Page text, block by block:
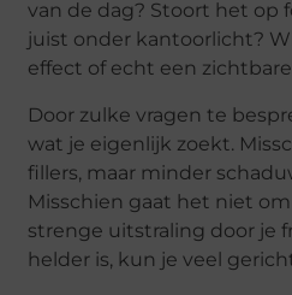
van de dag? Stoort het op
juist onder kantoorlicht?
effect of echt een
Door zulke vragen te
wat je eigenlijk zoekt.
fillers, maar minder
Misschien gaat het niet
strenge uitstraling door je
helder is, kun je veel